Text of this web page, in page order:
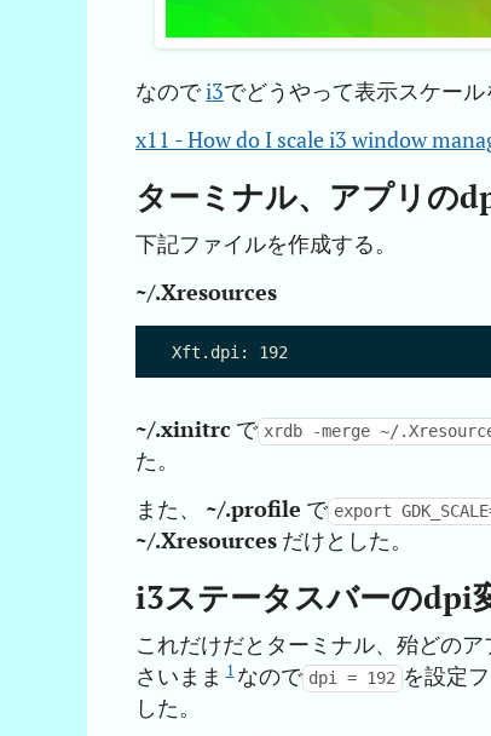
なのでi3でどうやって表示スケー
x11 - How do I scale i3 window
ターミナル、アプリの
下記ファイルを作成する。
~/.Xresources
~/.xinitrc で xrdb -merge ~/
た。
また、 ~/.profile で export
~/.Xresources だけとした。
i3ステータスバーのdpi
これだけだとターミナル、殆どの
さいまま 1 なので dpi = 192 を設定
した。